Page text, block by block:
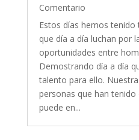
Comentario
Estos días hemos
que día a día luchan por
oportunidades entre
Demostrando día a día
talento para ello.
personas que han
puede en...